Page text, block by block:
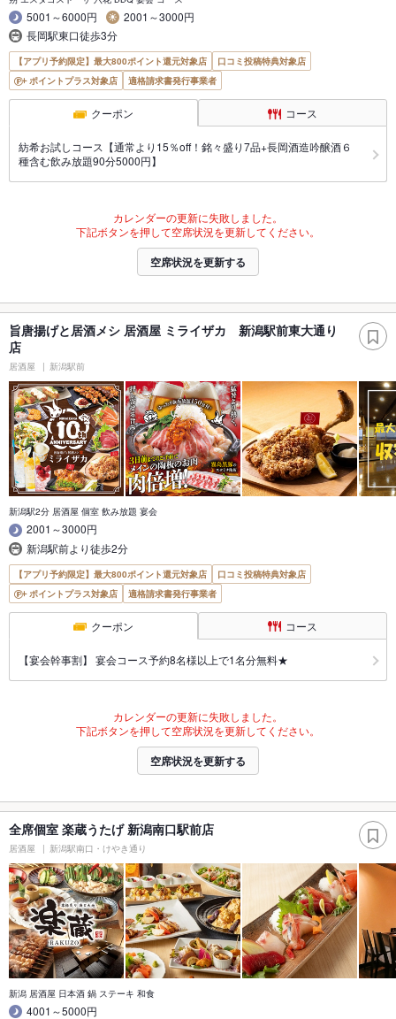
5001～6000円
2001～3000円
長岡駅東口徒歩3分
【アプリ予約限定】最大800ポイント還元対象店
口コミ投稿特典対象店
ポイントプラス対象店
適格請求書発行事業者
クーポン コース
紡希お試しコース【通常より15％off！銘々盛り7品+長岡酒造吟醸酒６
種含む飲み放題90分5000円】
カレンダーの更新に失敗しました。
下記ボタンを押して空席状況を更新してください。
空席状況を更新する
旨唐揚げと居酒メシ 居酒屋 ミライザカ 新潟駅前東大通り
店
居酒屋 新潟駅前
新潟駅2分 居酒屋 個室 飲み放題 宴会
2001～3000円
新潟駅前より徒歩2分
【アプリ予約限定】最大800ポイント還元対象店
口コミ投稿特典対象店
ポイントプラス対象店
適格請求書発行事業者
クーポン コース
【宴会幹事割】 宴会コース予約8名様以上で1名分無料★
カレンダーの更新に失敗しました。
下記ボタンを押して空席状況を更新してください。
空席状況を更新する
全席個室 楽蔵うたげ 新潟南口駅前店
居酒屋 新潟駅南口・けやき通り
新潟 居酒屋 日本酒 鍋 ステーキ 和食
4001～5000円